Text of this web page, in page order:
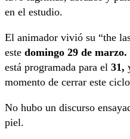
en el estudio.
El animador vivió su “the
este domingo 29 de marzo.
está programada para el 31,
momento de cerrar este
No hubo un discurso
piel.